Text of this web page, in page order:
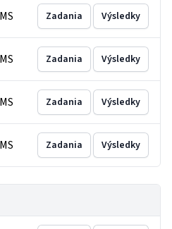
Zadania Výsledky
Zadania Výsledky
Zadania Výsledky
Zadania Výsledky